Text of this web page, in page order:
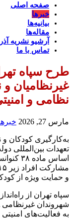
صفحه اصلی
خبرها
بیانیه‌ها
مقاله‌ها
آرشیو نشریه
تماس با ما
طرح سپاه
غیرنظامیان و
نظامی و
مارس 27, 2026
به‌کارگیری کودکان و
تعهدات بین‌المللی
اساس
و حمایت ویژه از
سپاه تهران از
شهروندان غیرنظامی
به فعالیت‌های